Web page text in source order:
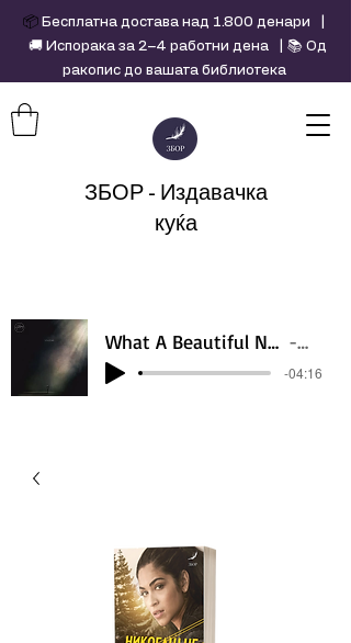
ЗБОР - Издавачка
куќа
What A Beautiful Name - Hillsong - Violin cover by Daniel Jang Artist
-04:16
📦 Бесплатна достава над 1.800 денари |
🚚 Испорака за 2–4 работни дена | 📚 Од
ракопис до вашата библиотека